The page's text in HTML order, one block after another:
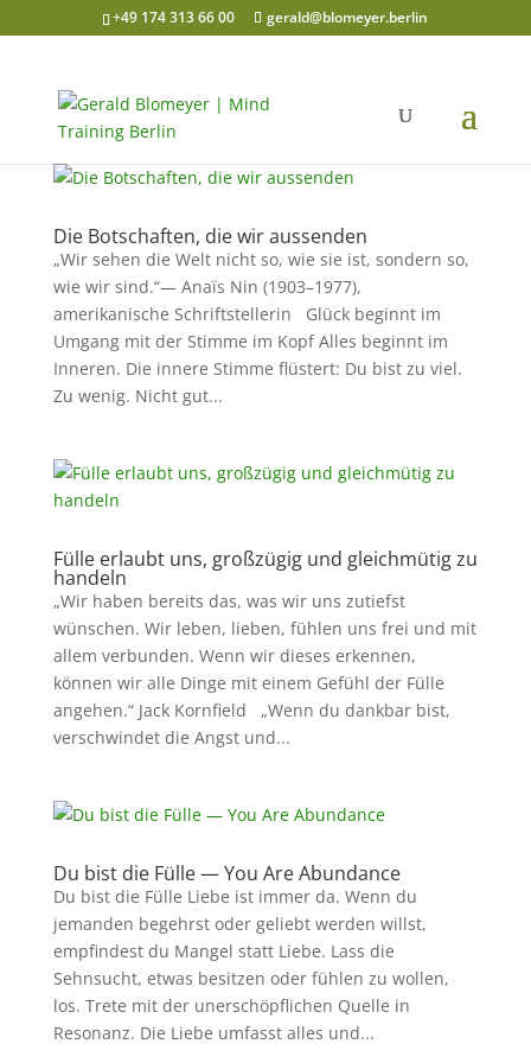
+49 174 313 66 00 gerald@blomeyer.berlin
Die Botschaften, die wir aussenden
„Wir sehen die Welt nicht so, wie sie ist, sondern so,
wie wir sind.“— Anaïs Nin (1903–1977),
amerikanische Schriftstellerin Glück beginnt im
Umgang mit der Stimme im Kopf Alles beginnt im
Inneren. Die innere Stimme flüstert: Du bist zu viel.
Zu wenig. Nicht gut...
Fülle erlaubt uns, großzügig und gleichmütig zu
handeln
„Wir haben bereits das, was wir uns zutiefst
wünschen. Wir leben, lieben, fühlen uns frei und mit
allem verbunden. Wenn wir dieses erkennen,
können wir alle Dinge mit einem Gefühl der Fülle
angehen.“ Jack Kornfield „Wenn du dankbar bist,
verschwindet die Angst und...
Du bist die Fülle — You Are Abundance
Du bist die Fülle Liebe ist immer da. Wenn du
jemanden begehrst oder geliebt werden willst,
empfindest du Mangel statt Liebe. Lass die
Sehnsucht, etwas besitzen oder fühlen zu wollen,
los. Trete mit der unerschöpflichen Quelle in
Resonanz. Die Liebe umfasst alles und...